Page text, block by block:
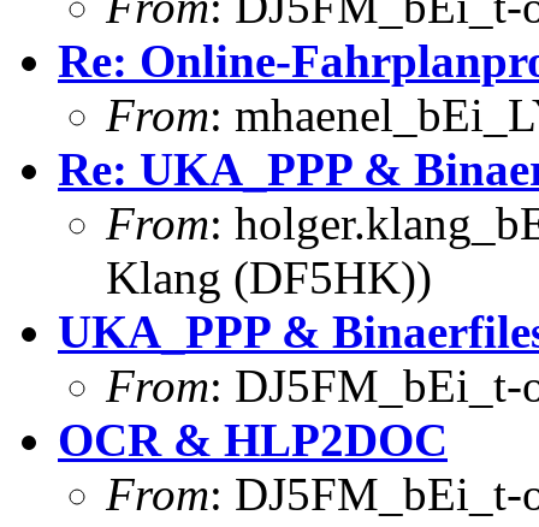
Re: Online-
From:
Re: UKA_PPP &
From:
Klang (DF5HK))
UKA_PPP &
From: DJ5FM_bEi_t-
OCR & HLP2DOC
From: DJ5FM_bEi_t-